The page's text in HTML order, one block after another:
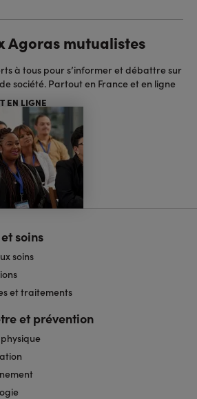
Agoras mutualistes
à tous pour s’informer et débattre sur
société. Partout en France et en ligne
EN LIGNE
soins
soins
et traitements
et prévention